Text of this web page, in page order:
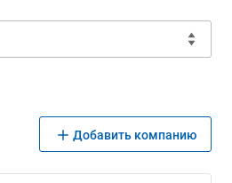
Добавить компанию